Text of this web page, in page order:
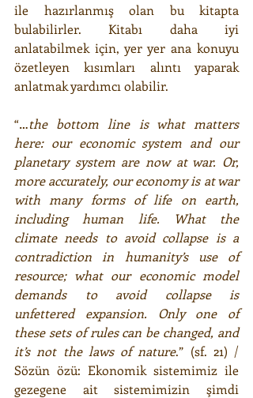
ile hazırlanmış olan bu kitapta
bulabilirler. Kitabı daha iyi
anlatabilmek için, yer yer ana konuyu
özetleyen kısımları alıntı yaparak
anlatmak yardımcı olabilir.
“…the bottom line is what matters
here: our economic system and our
planetary system are now at war. Or,
more accurately, our economy is at war
with many forms of life on earth,
including human life. What the
climate needs to avoid collapse is a
contradiction in humanity’s use of
resource; what our economic model
demands to avoid collapse is
unfettered expansion. Only one of
these sets of rules can be changed, and
it’s not the laws of nature.” (sf. 21) /
Sözün özü: Ekonomik sistemimiz ile
gezegene ait sistemimizin şimdi